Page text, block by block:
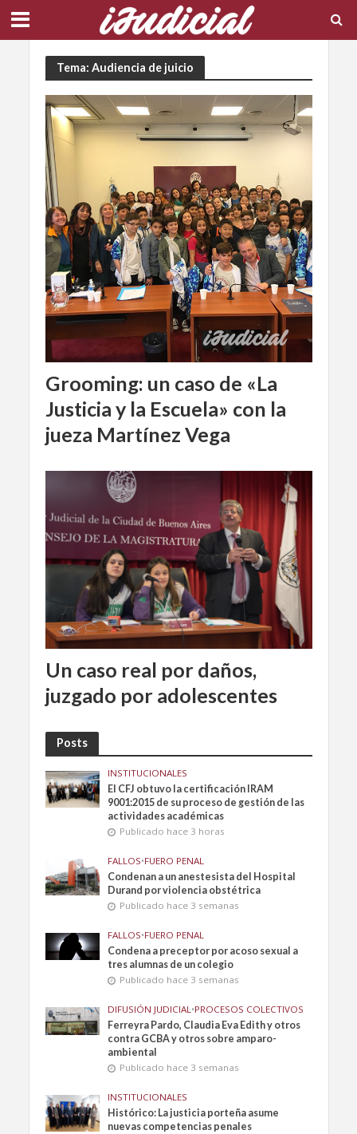
Tema: Audiencia de juicio
Grooming: un caso de «La
Justicia y la Escuela» con la
jueza Martínez Vega
Un caso real por daños,
juzgado por adolescentes
Posts
INSTITUCIONALES
El CFJ obtuvo la certificación IRAM
9001:2015 de su proceso de gestión de las
actividades académicas
Publicado hace 3 horas
FALLOS•FUERO PENAL
Condenan a un anestesista del Hospital
Durand por violencia obstétrica
Publicado hace 3 semanas
FALLOS•FUERO PENAL
Condena a preceptor por acoso sexual a
tres alumnas de un colegio
Publicado hace 3 semanas
DIFUSIÓN JUDICIAL•PROCESOS COLECTIVOS
Ferreyra Pardo, Claudia Eva Edith y otros
contra GCBA y otros sobre amparo-
ambiental
Publicado hace 3 semanas
INSTITUCIONALES
Histórico: La justicia porteña asume
nuevas competencias penales